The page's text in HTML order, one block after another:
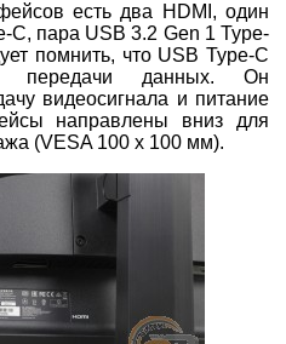
есть два HDMI, один
C, пара USB 3.2 Gen 1 Type-
помнить, что USB Type-C
передачи данных. Он
видеосигнала и питание
направлены вниз для
(VESA 100 х 100 мм).